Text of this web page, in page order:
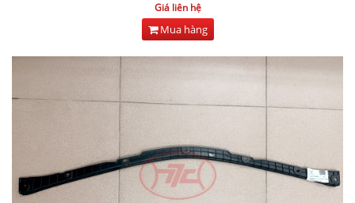
Giá liên hệ
Mua hàng